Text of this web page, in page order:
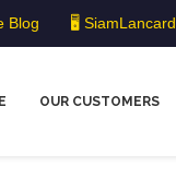
Blog 🖥️ SiamLancard
OUR CUSTOMERS